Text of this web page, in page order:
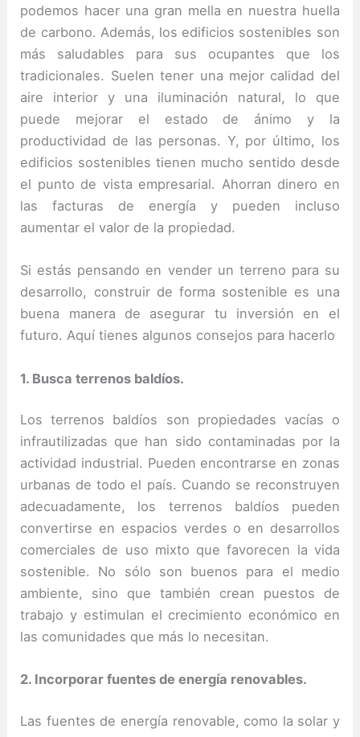
podemos hacer una gran mella en nuestra huella
de carbono. Además, los edificios sostenibles son
más saludables para sus ocupantes que los
tradicionales. Suelen tener una mejor calidad del
aire interior y una iluminación natural, lo que
puede mejorar el estado de ánimo y la
productividad de las personas. Y, por último, los
edificios sostenibles tienen mucho sentido desde
el punto de vista empresarial. Ahorran dinero en
las facturas de energía y pueden incluso
aumentar el valor de la propiedad.
Si estás pensando en vender un terreno para su
desarrollo, construir de forma sostenible es una
buena manera de asegurar tu inversión en el
futuro. Aquí tienes algunos consejos para hacerlo
1. Busca terrenos baldíos.
Los terrenos baldíos son propiedades vacías o
infrautilizadas que han sido contaminadas por la
actividad industrial. Pueden encontrarse en zonas
urbanas de todo el país. Cuando se reconstruyen
adecuadamente, los terrenos baldíos pueden
convertirse en espacios verdes o en desarrollos
comerciales de uso mixto que favorecen la vida
sostenible. No sólo son buenos para el medio
ambiente, sino que también crean puestos de
trabajo y estimulan el crecimiento económico en
las comunidades que más lo necesitan.
2. Incorporar fuentes de energía renovables.
Las fuentes de energía renovable, como la solar y